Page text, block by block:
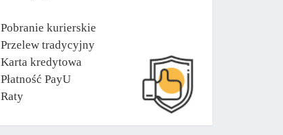
Pobranie kurierskie
Przelew tradycyjny
Karta kredytowa
Płatność PayU
Raty